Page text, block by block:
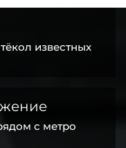
известных
с метро